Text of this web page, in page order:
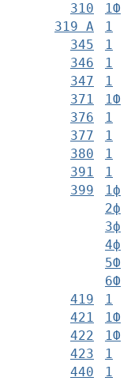
310
1Ф
319 А
1
345
1
346
1
347
1
371
1Ф
376
1
377
1
380
1
391
1
399
1ф
2ф
3ф
4ф
5Ф
6Ф
419
1
421
1Ф
422
1Ф
423
1
440
1